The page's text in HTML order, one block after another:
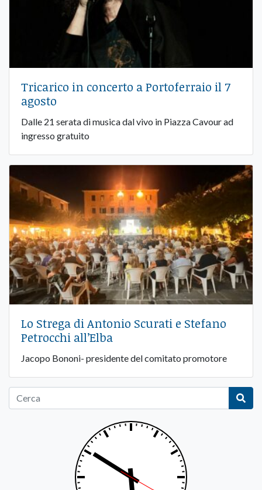
Tricarico in concerto a Portoferraio il 7
agosto
Dalle 21 serata di musica dal vivo in Piazza Cavour ad
ingresso gratuito
Lo Strega di Antonio Scurati e Stefano
Petrocchi all’Elba
Jacopo Bononi- presidente del comitato promotore